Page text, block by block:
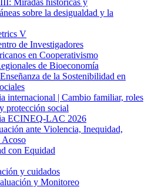
sobre la desigualdad y la
V
de Investigadores
en Cooperativismo
de Bioeconomía
de la Sostenibilidad en
internacional | Cambio familiar, roles
protección social
ECINEQ-LAC 2026
ante Violencia, Inequidad,
con Equidad
y cuidados
y Monitoreo